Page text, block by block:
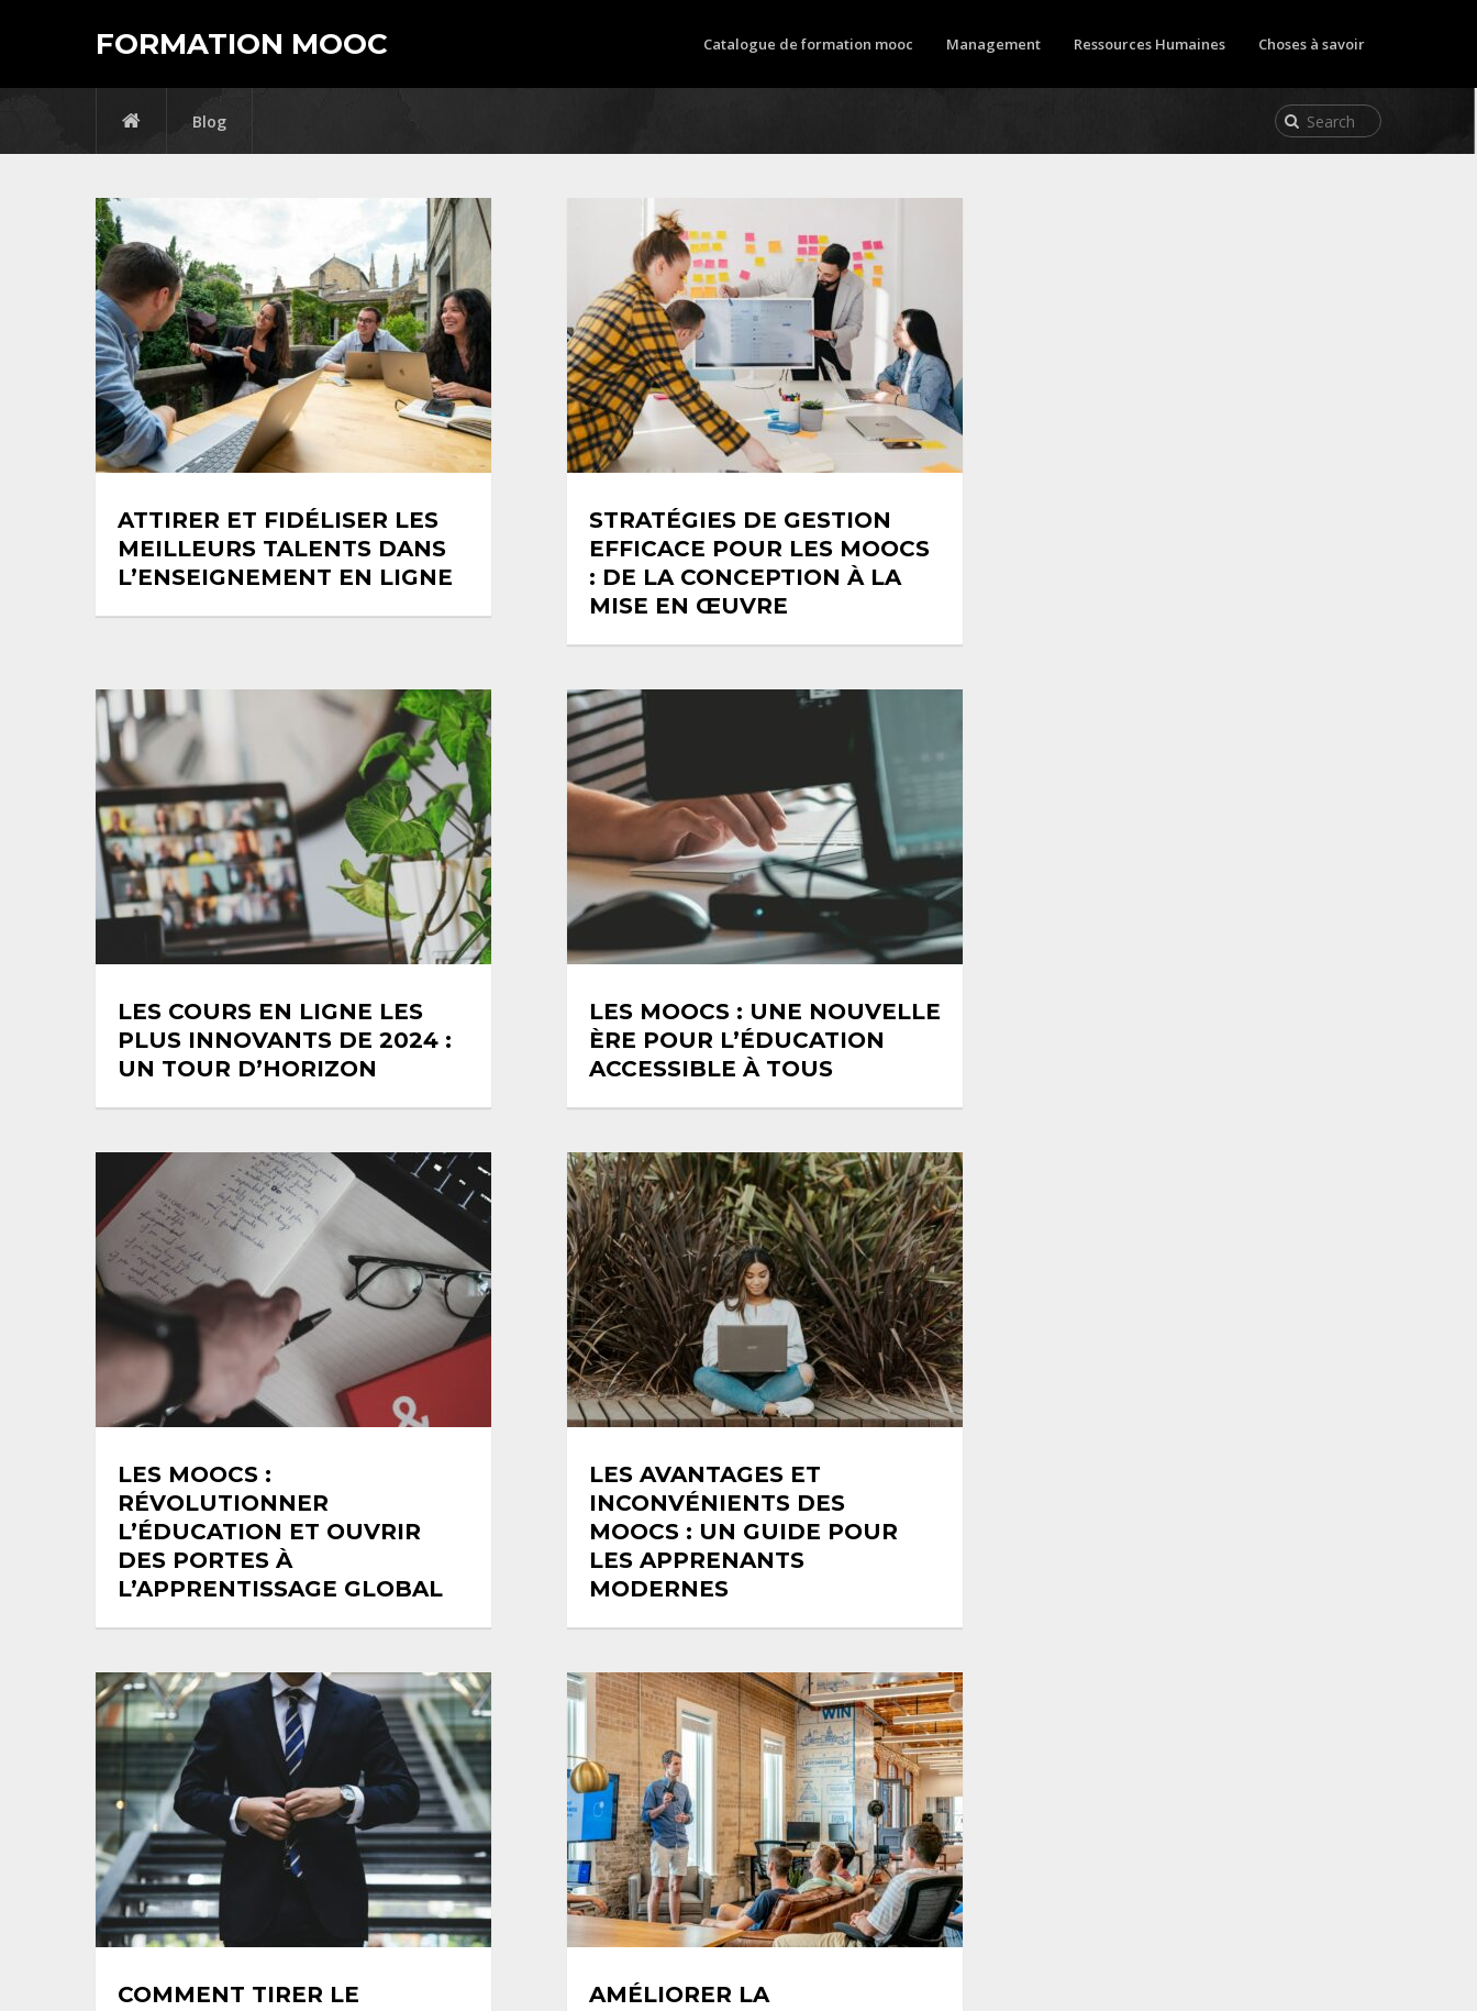
FORMATION MOOC Catalogue de formation mooc Management Ressources Humaines Choses à savoir
Blog
ATTIRER ET FIDÉLISER LES
MEILLEURS TALENTS DANS
L’ENSEIGNEMENT EN LIGNE
STRATÉGIES DE GESTION
EFFICACE POUR LES MOOCS
: DE LA CONCEPTION À LA
MISE EN ŒUVRE
LES COURS EN LIGNE LES
PLUS INNOVANTS DE 2024 :
UN TOUR D’HORIZON
LES MOOCS : UNE NOUVELLE
ÈRE POUR L’ÉDUCATION
ACCESSIBLE À TOUS
LES MOOCS :
RÉVOLUTIONNER
L’ÉDUCATION ET OUVRIR
DES PORTES À
L’APPRENTISSAGE GLOBAL
LES AVANTAGES ET
INCONVÉNIENTS DES
MOOCS : UN GUIDE POUR
LES APPRENANTS
MODERNES
COMMENT TIRER LE
AMÉLIORER LA